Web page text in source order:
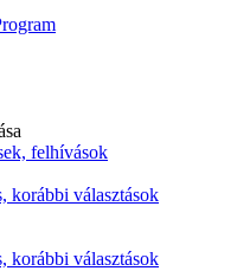
felhívások
korábbi választások
korábbi választások